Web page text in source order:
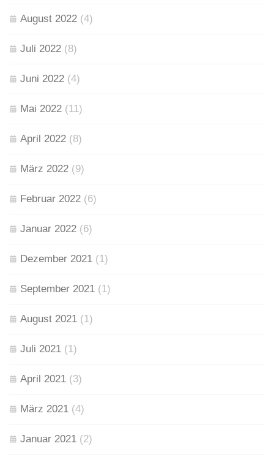
August 2022 (4)
Juli 2022 (8)
Juni 2022 (4)
Mai 2022 (11)
April 2022 (8)
März 2022 (9)
Februar 2022 (6)
Januar 2022 (6)
Dezember 2021 (1)
September 2021 (1)
August 2021 (1)
Juli 2021 (1)
April 2021 (3)
März 2021 (4)
Januar 2021 (2)